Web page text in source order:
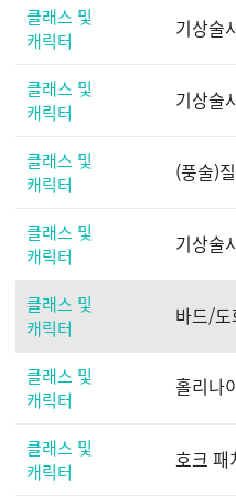
클래스 및
캐릭터
기상술
클래스 및
캐릭터
기상술
클래스 및
캐릭터
(풍술)
클래스 및
캐릭터
기상술
클래스 및
캐릭터
바드/
클래스 및
캐릭터
홀리나
클래스 및
캐릭터
호크 패